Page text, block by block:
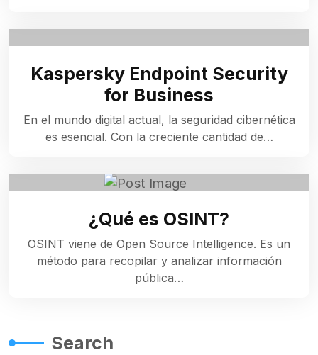
Kaspersky Endpoint Security
for Business
En el mundo digital actual, la seguridad cibernética
es esencial. Con la creciente cantidad de…
¿Qué es OSINT?
OSINT viene de Open Source Intelligence. Es un
método para recopilar y analizar información
pública…
Search